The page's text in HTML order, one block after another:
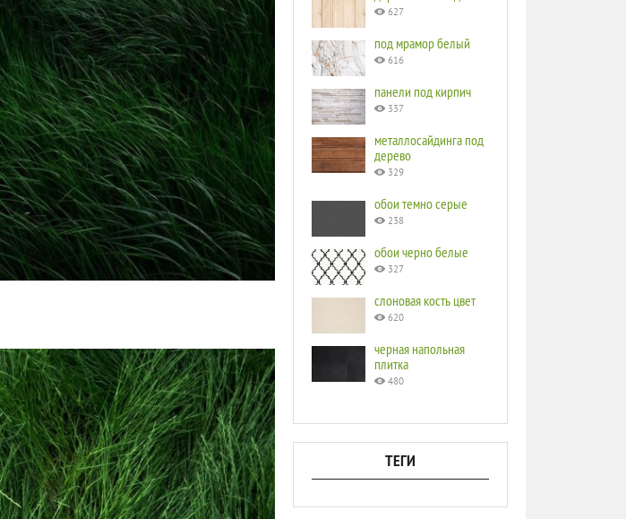
627
под мрамор белый
616
панели под кирпич
337
металлосайдинга под
дерево
329
обои темно серые
238
обои черно белые
327
слоновая кость цвет
620
черная напольная
плитка
480
ТЕГИ